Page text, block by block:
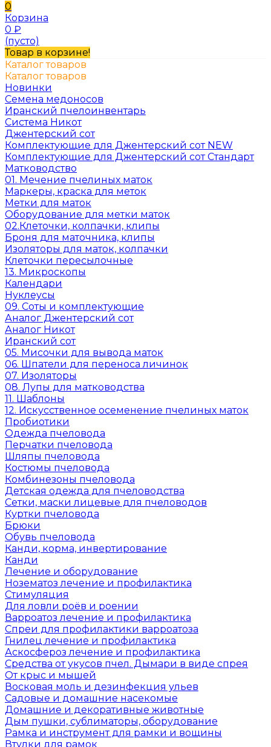
0
Корзина
0 ₽
(пусто)
Товар в корзине!
Каталог товаров
Каталог товаров
Новинки
Семена медоносов
Иранский пчелоинвентарь
Система Никот
Джентерский сот
Комплектующие для Джентерский сот NEW
Комплектующие для Джентерский сот Стандарт
Матководство
01. Мечение пчелиных маток
Маркеры, краска для меток
Метки для маток
Оборудование для метки маток
02.Клеточки, колпачки, клипы
Броня для маточника, клипы
Изоляторы для маток, колпачки
Клеточки пересылочные
13. Микроскопы
Календари
Нуклеусы
09. Соты и комплектующие
Аналог Джентерский сот
Аналог Никот
Иранский сот
05. Мисочки для вывода маток
06. Шпатели для переноса личинок
07. Изоляторы
08. Лупы для матководства
11. Шаблоны
12. Искусственное осеменение пчелиных маток
Пробиотики
Одежда пчеловода
Перчатки пчеловода
Шляпы пчеловода
Костюмы пчеловода
Комбинезоны пчеловода
Детская одежда для пчеловодства
Сетки, маски лицевые для пчеловодов
Куртки пчеловода
Брюки
Обувь пчеловода
Канди, корма, инвертирование
Канди
Лечение и оборудование
Нозематоз лечение и профилактика
Стимуляция
Для ловли роёв и роении
Варроатоз лечение и профилактика
Спреи для профилактики варроатоза
Гнилец лечение и профилактика
Аскосфероз лечение и профилактика
Средства от укусов пчел. Дымари в виде спрея
От крыс и мышей
Восковая моль и дезинфекция ульев
Садовые и домашние насекомые
Домашние и декоративные животные
Дым пушки, сублиматоры, оборудование
Рамка и инструмент для рамки и вощины
Втулки для рамок